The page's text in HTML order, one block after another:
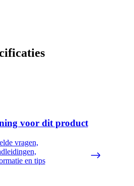
voor dit product
vragen,
en tips